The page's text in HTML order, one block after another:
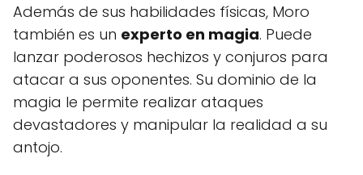
Además de sus habilidades físicas, Moro
también es un experto en magia. Puede
lanzar poderosos hechizos y conjuros para
atacar a sus oponentes. Su dominio de la
magia le permite realizar ataques
devastadores y manipular la realidad a su
antojo.